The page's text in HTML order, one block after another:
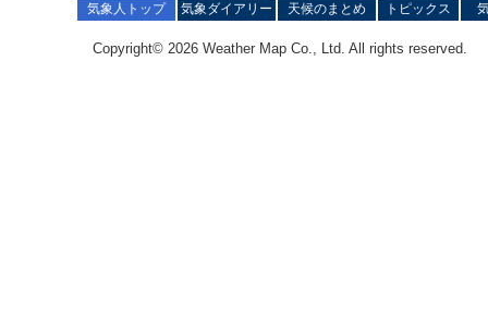
気象人トップ 気象ダイアリー 天候のまとめ トピックス
Copyright© 2026 Weather Map Co., Ltd. All rights reserved.